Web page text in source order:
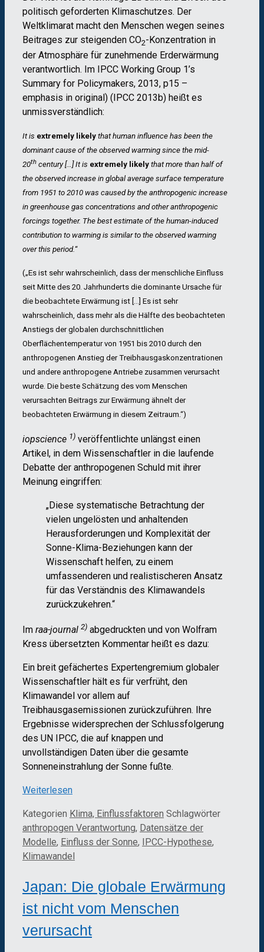
politisch geforderten Klimaschutzes. Der
Weltklimarat macht den Menschen wegen seines
Beitrages zur steigenden CO2-Konzentration in
der Atmosphäre für zunehmende Erderwärmung
verantwortlich. Im IPCC Working Group 1’s
Summary for Policymakers, 2013, p15 –
emphasis in original) (IPCC 2013b) heißt es
unmissverständlich:
It is extremely likely that human influence has been the
dominant cause of the observed warming since the mid-
20th century […] It is extremely likely that more than half of
the observed increase in global average surface temperature
from 1951 to 2010 was caused by the anthropogenic increase
in greenhouse gas concentrations and other anthropogenic
forcings together. The best estimate of the human-induced
contribution to warming is similar to the observed warming
over this period.“
(„Es ist sehr wahrscheinlich, dass der menschliche Einfluss
seit Mitte des 20. Jahrhunderts die dominante Ursache für
die beobachtete Erwärmung ist […] Es ist sehr
wahrscheinlich, dass mehr als die Hälfte des beobachteten
Anstiegs der globalen durchschnittlichen
Oberflächentemperatur von 1951 bis 2010 durch den
anthropogenen Anstieg der Treibhausgaskonzentrationen
und andere anthropogene Antriebe zusammen verursacht
wurde. Die beste Schätzung des vom Menschen
verursachten Beitrags zur Erwärmung ähnelt der
beobachteten Erwärmung in diesem Zeitraum.“)
iopscience 1) veröffentlichte unlängst einen
Artikel, in dem Wissenschaftler in die laufende
Debatte der anthropogenen Schuld mit ihrer
Meinung eingriffen:
„Diese systematische Betrachtung der
vielen ungelösten und anhaltenden
Herausforderungen und Komplexität der
Sonne-Klima-Beziehungen kann der
Wissenschaft helfen, zu einem
umfassenderen und realistischeren Ansatz
für das Verständnis des Klimawandels
zurückzukehren.“
Im raa-journal 2) abgedruckten und von Wolfram
Kress übersetzten Kommentar heißt es dazu:
Ein breit gefächertes Expertengremium globaler
Wissenschaftler hält es für verfrüht, den
Klimawandel vor allem auf
Treibhausgasemissionen zurückzuführen. Ihre
Ergebnisse widersprechen der Schlussfolgerung
des UN IPCC, die auf knappen und
unvollständigen Daten über die gesamte
Sonneneinstrahlung der Sonne fußte.
Weiterlesen
Kategorien Klima, Einflussfaktoren Schlagwörter
anthropogen Verantwortung, Datensätze der
Modelle, Einfluss der Sonne, IPCC-Hypothese,
Klimawandel
Japan: Die globale Erwärmung
ist nicht vom Menschen
verursacht